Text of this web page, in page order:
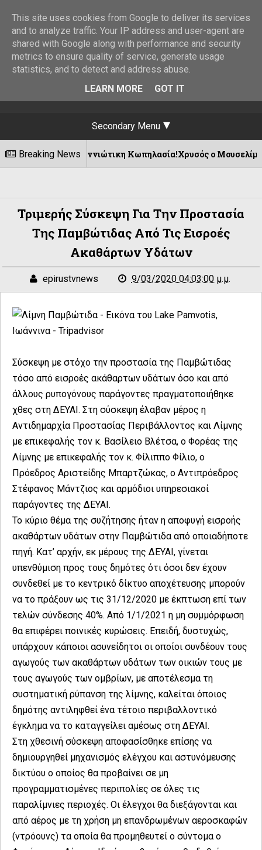
Secondary Menu
Breaking News
Γιαννιώτικη Κωπηλασία!Χρυσός ο Μουσελίμης !
Τριμερής Σύσκεψη Για Την Προστασία
Της Παμβώτιδας Από Τις Εισροές
Ακαθάρτων Υδάτων
epirustvnews 9/03/2020 04:03:00 μ.μ.
Σύσκεψη με στόχο την προστασία της Παμβώτιδας
τόσο από εισροές ακάθαρτων υδάτων όσο και από
άλλους ρυπογόνους παράγοντες πραγματοποιήθηκε
χθες στη ΔΕΥΑΙ. Στη σύσκεψη έλαβαν μέρος η
Αντιδημαρχία Προστασίας Περιβάλλοντος και Λίμνης
με επικεφαλής τον κ. Βασίλειο Βλέτσα, ο Φορέας της
Λίμνης με επικεφαλής τον κ. Φίλιππο Φίλιο, ο
Πρόεδρος Αριστείδης Μπαρτζώκας, ο Αντιπρόεδρος
Στέφανος Μάντζιος και αρμόδιοι υπηρεσιακοί
παράγοντες της ΔΕΥΑΙ.
Το κύριο θέμα της συζήτησης ήταν η αποφυγή εισροής
ακαθάρτων υδάτων στην Παμβώτιδα από οποιαδήποτε
πηγή. Κατ’ αρχήν, εκ μέρους της ΔΕΥΑΙ, γίνεται
υπενθύμιση προς τους δημότες ότι όσοι δεν έχουν
συνδεθεί με το κεντρικό δίκτυο αποχέτευσης μπορούν
να το πράξουν ως τις 31/12/2020 με έκπτωση επί των
τελών σύνδεσης 40%. Από 1/1/2021 η μη συμμόρφωση
θα επιφέρει ποινικές κυρώσεις. Επειδή, δυστυχώς,
υπάρχουν κάποιοι ασυνείδητοι οι οποίοι συνδέουν τους
αγωγούς των ακαθάρτων υδάτων των οικιών τους με
τους αγωγούς των ομβρίων, με αποτέλεσμα τη
συστηματική ρύπανση της λίμνης, καλείται όποιος
δημότης αντιληφθεί ένα τέτοιο περιβαλλοντικό
έγκλημα να το καταγγείλει αμέσως στη ΔΕΥΑΙ.
Στη χθεσινή σύσκεψη αποφασίσθηκε επίσης να
δημιουργηθεί μηχανισμός ελέγχου και αστυνόμευσης
δικτύου ο οποίος θα προβαίνει σε μη
προγραμματισμένες περιπολίες σε όλες τις
παραλίμνιες περιοχές. Οι έλεγχοι θα διεξάγονται και
από αέρος με τη χρήση μη επανδρωμένων αεροσκαφών
(ντρόουνς) τα οποία θα προμηθευτεί ο σύντομα ο
This site uses cookies from Google to deliver its services
and to analyze traffic. Your IP address and user-agent are
shared with Google along with performance and security
metrics to ensure quality of service, generate usage
statistics, and to detect and address abuse.
LEARN MORE
GOT IT